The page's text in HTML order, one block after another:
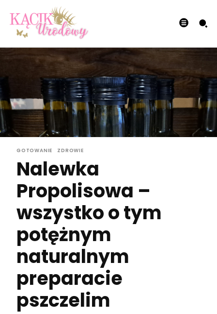
GOTOWANIE ZDROWIE
Nalewka
Propolisowa –
wszystko o tym
potężnym
naturalnym
preparacie
pszczelim